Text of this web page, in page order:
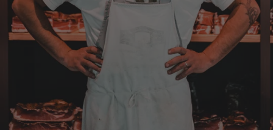
Spitze. Der einzige Wermutstropfen ist die
Zustellung durch GLS. Dieses
Transportunternehmen ist das
unzuverlässigste das es gibt. Die liefern
Pakete die an Privatadressen gesandt
werden meistens zu Abholstationen. Es hat
mir Mühe gekostet das Paket wenigstens an
die Haustüre abgestellt zu bekommen. Bei
eventueller Wiederbestellung werde ich Sie
ersuchen , die Post in Anspruch zu nehmen.
Da wäre ich auch bereit die Transportkosten
zu tragen. Mit freundlichen Grüßen Jörg